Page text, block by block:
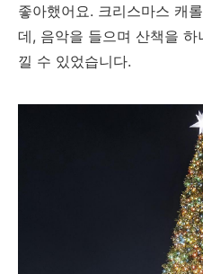
좋아했어요. 크리스마스 캐
데, 음악을 들으며 산책을
낄 수 있었습니다.